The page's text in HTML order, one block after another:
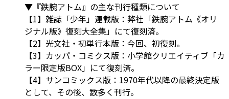
▼『鉄腕アトム』の主な刊行種類について
【1】雑誌「少年」連載版：弊社「鉄腕アトム《オリ
ジナル版》復刻大全集」にて復刻済。
【2】光文社・初単行本版：今回、初復刻。
【3】カッパ・コミクス版：小学館クリエイティブ「カ
ラー限定版BOX」にて復刻済。
【4】サンコミックス版：1970年代以降の最終決定版
として、その後、数多く刊行。